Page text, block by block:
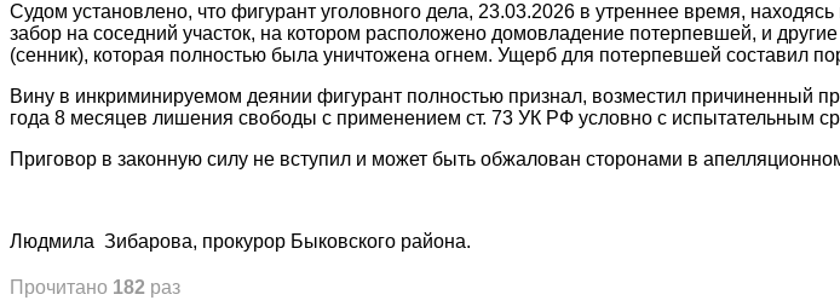
Судом установлено, что фигурант уголовного дела, 23.03.2026 в утреннее время,
забор на соседний участок, на котором расположено домовладение потерпевшей, и
(сенник), которая полностью была уничтожена огнем. Ущерб для потерпевшей составил
Вину в инкриминируемом деянии фигурант полностью признал, возместил причиненный
года 8 месяцев лишения свободы с применением ст. 73 УК РФ условно с испытательным
Приговор в законную силу не вступил и может быть обжалован сторонами в
Людмила Зибарова, прокурор Быковского района.
Прочитано 182 раз